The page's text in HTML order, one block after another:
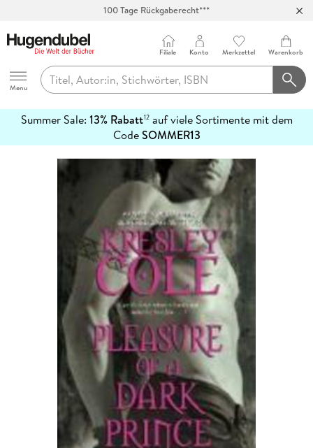
100 Tage Rückgaberecht***
Hugendubel
Menu
Filiale Konto Merkzettel Warenkorb
Summer Sale: 13% Rabatt12auf viele Sortimente mit dem
CodeSOMMER13
erfahren